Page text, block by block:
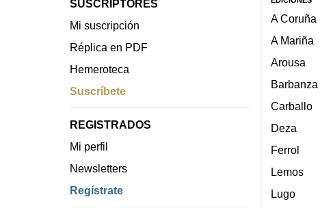
SUSCRIPTORES
Mi suscripción
Réplica en PDF
Hemeroteca
Suscríbete
REGISTRADOS
Mi perfil
Newsletters
Regístrate
A Coruña
A Mariña
Arousa
Barbanza
Carballo
Deza
Ferrol
Lemos
Lugo